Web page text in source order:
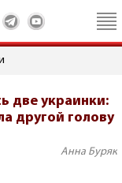
две украинки:
другой голову
Анна Буряк